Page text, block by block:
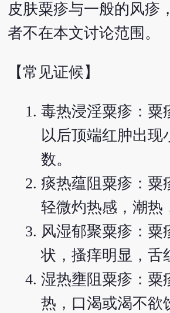
皮肤粟疹与一般的风疹
者不在本文讨论范围。
【常见证候】
毒热浸淫粟疹：粟
以后顶端红肿出现
数。
痰热蕴阻粟疹：粟
轻微灼热感，潮热
风湿郁聚粟疹：
状，搔痒明显，舌
湿热壅阻粟疹：粟
热，口渴或渴不欲